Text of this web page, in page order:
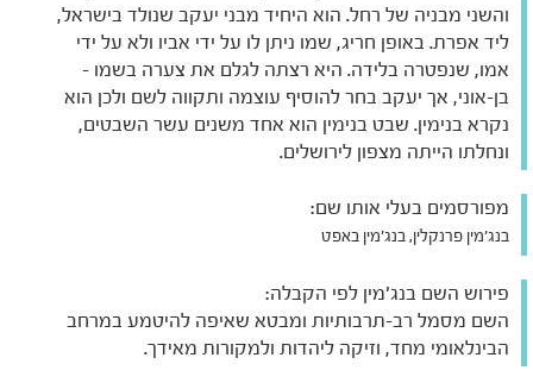
והשני מבניה של רחל. הוא היחיד מבני יעקב שנולד בישראל,
ליד אפרת. באופן חריג, שמו ניתן לו על ידי אביו ולא על ידי
אמו, שנפטרה בלידה. היא רצתה לגלם את צערה בשמו -
בן-אוני, אך יעקב בחר להוסיף עוצמה ותקווה לשם ולכן הוא
נקרא בנימין. שבט בנימין הוא אחד משנים עשר השבטים,
ונחלתו הייתה מצפון לירושלים.
מפורסמים בעלי אותו שם:
בנג'מין פרנקלין, בנג'מין באפט
פירוש השם בנג'מין לפי הקבלה:
השם מסמל רב-תרבותיות ומבטא שאיפה להיטמע במרחב
הבינלאומי מחד, וזיקה ליהדות ולמקורות מאידך.